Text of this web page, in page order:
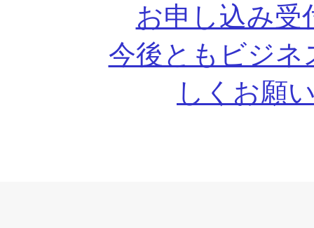
お申し込み受
今後ともビジ
しくお願